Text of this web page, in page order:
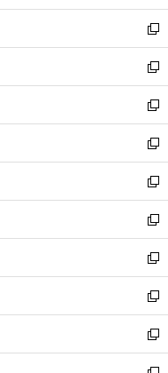
開
く
ウ
で
開
く
ン
ド
ウ
で
開
く
ウ
ィ
ン
ド
ウ
で
開
く
新
し
い
ウ
ィ
ン
ド
ウ
で
開
く
新
し
い
ウ
ィ
ン
ド
ウ
で
開
く
新
し
い
ウ
ィ
ン
ド
ウ
で
開
く
新
し
い
ウ
ィ
ン
ド
ウ
で
開
く
新
し
い
ウ
ィ
ン
ド
ウ
で
開
新
し
い
ウ
ィ
ン
ド
ウ
新
し
い
ウ
ィ
ン
新
し
い
ウ
新
し